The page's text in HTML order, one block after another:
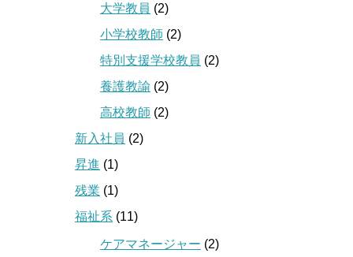
大学教員 (2)
小学校教師 (2)
特別支援学校教員 (2)
養護教諭 (2)
高校教師 (2)
新入社員 (2)
昇進 (1)
残業 (1)
福祉系 (11)
ケアマネージャー (2)